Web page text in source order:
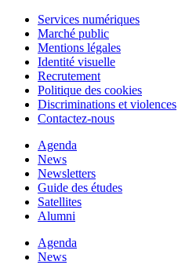
Services numériques
Marché public
Mentions légales
Identité visuelle
Recrutement
Politique des cookies
Discriminations et violences
Contactez-nous
Agenda
News
Newsletters
Guide des études
Satellites
Alumni
Agenda
News